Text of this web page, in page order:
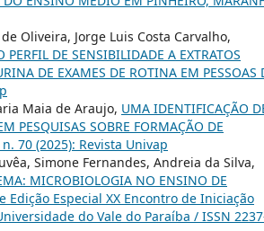
Oliveira, Jorge Luis Costa Carvalho,
PERFIL DE SENSIBILIDADE A EXTRATOS
DE EXAMES DE ROTINA EM PESSOAS
Maia de Araujo, UMA IDENTIFICAÇÃO
PESQUISAS SOBRE FORMAÇÃO DE
70 (2025): Revista Univap
Simone Fernandes, Andreia da Silva,
MICROBIOLOGIA NO ENSINO DE
Edição Especial XX Encontro de Iniciação
do Vale do Paraíba / ISSN